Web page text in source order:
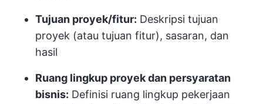
Tujuan proyek/fitur: Deskripsi tujuan
proyek (atau tujuan fitur), sasaran, dan
hasil
Ruang lingkup proyek dan persyaratan
bisnis: Definisi ruang lingkup pekerjaan